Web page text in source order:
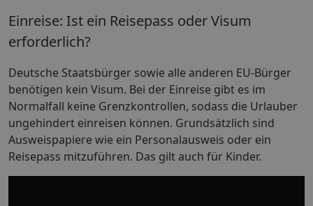
Einreise: Ist ein Reisepass oder Visum
erforderlich?
Deutsche Staatsbürger sowie alle anderen EU-Bürger
benötigen kein Visum. Bei der Einreise gibt es im
Normalfall keine Grenzkontrollen, sodass die Urlauber
ungehindert einreisen können. Grundsätzlich sind
Ausweispapiere wie ein Personalausweis oder ein
Reisepass mitzuführen. Das gilt auch für Kinder.